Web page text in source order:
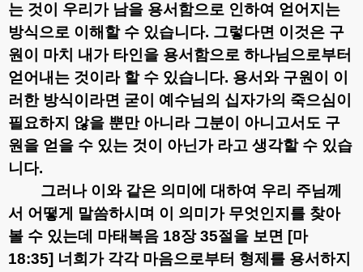
는 것이 우리가 남을 용서함으로 인하여 얻어지는
방식으로 이해할 수 있습니다. 그렇다면 이것은 구
원이 마치 내가 타인을 용서함으로 하나님으로부터
얻어내는 것이라 할 수 있습니다. 용서와 구원이 이
러한 방식이라면 굳이 예수님의 십자가의 죽으심이
필요하지 않을 뿐만 아니라 그분이 아니고서도 구
원을 얻을 수 있는 것이 아닌가 라고 생각할 수 있습
니다.
그러나 이와 같은 의미에 대하여 우리 주님께
서 어떻게 말씀하시며 이 의미가 무엇인지를 찾아
볼 수 있는데 마태복음 18장35절을 보면 [마
18:35] 너희가 각각 마음으로부터 형제를 용서하지